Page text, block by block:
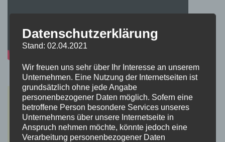
Datenschutzerklärung
Stand: 02.04.2021
Wir freuen uns sehr über Ihr Interesse an unserem
Unternehmen. Eine Nutzung der Internetseiten ist
grundsätzlich ohne jede Angabe
personenbezogener Daten möglich. Sofern eine
betroffene Person besondere Services unseres
Unternehmens über unsere Internetseite in
Anspruch nehmen möchte, könnte jedoch eine
Verarbeitung personenbezogener Daten